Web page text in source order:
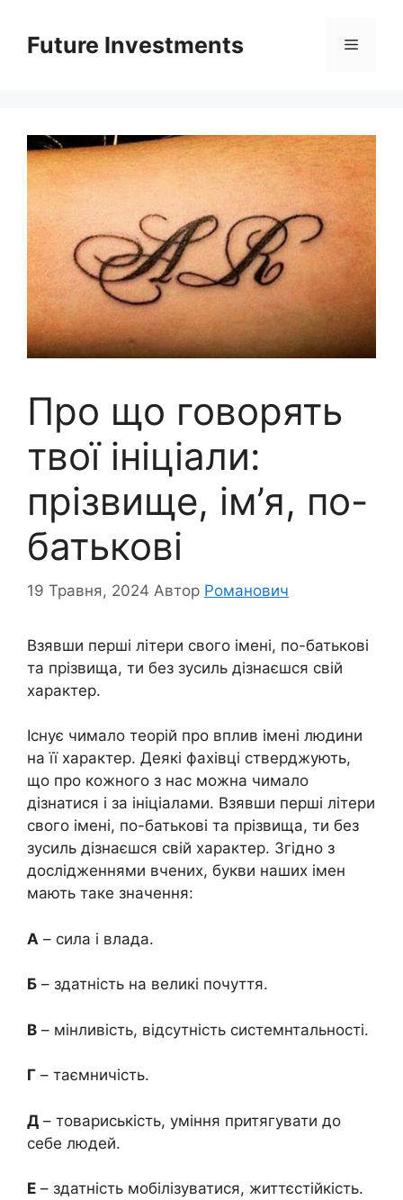
вмістуFuture Investments Меню
Про що говорять
твої ініціали:
прізвище, ім’я, по-
батькові
19 Травня, 2024 Автор Романович
Взявши перші літери свого імені, по-батькові
та прізвища, ти без зусиль дізнаєшся свій
характер.
Існує чимало теорій про вплив імені людини
на її характер. Деякі фахівці стверджують,
що про кожного з нас можна чимало
дізнатися і за ініціалами. Взявши перші літери
свого імені, по-батькові та прізвища, ти без
зусиль дізнаєшся свій характер. Згідно з
дослідженнями вчених, букви наших імен
мають таке значення:
А – сила і влада.
Б – здатність на великі почуття.
В – мінливість, відсутність системнтальності.
Г – таємничість.
Д – товариськість, уміння притягувати до
себе людей.
Е – здатність мобілізуватися, життєстійкість.